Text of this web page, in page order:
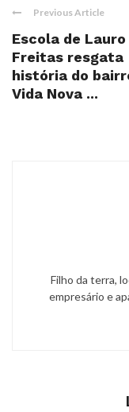
Previous Article
Escola de Lauro
Freitas resgata
história do
Vida Nova ...
Filho da terra,
empresário e